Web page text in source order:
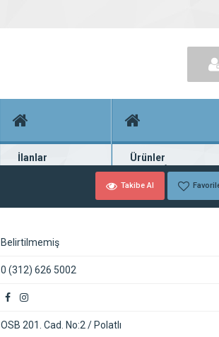
İlanlar
Güncel seri ilanlar
Ürünler
Binlerce firma ürünü
Takibe Al
Belirtilmemiş
0 (312) 626 5002
OSB 201. Cad. No:2 / Polatlı